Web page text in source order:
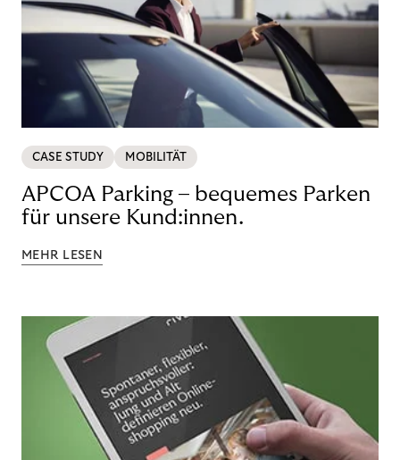
CASE STUDY MOBILITÄT
APCOA Parking – bequemes Parken
für unsere Kund:innen.
MEHR LESEN